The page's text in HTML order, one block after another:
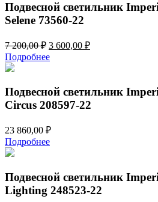
Подвесной светильник
Selene 73560-22
7 200,00₽ Первоначальная
цена
составляла
200,00 ₽.
3 600,00 ₽Текущая
Подробнее
Подвесной светильник
Circus 208597-22
23 860,00 ₽
Подробнее
Подвесной светильник
Lighting 248523-22